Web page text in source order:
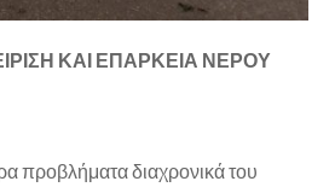
ΚΑΙ ΕΠΑΡΚΕΙΑ ΝΕΡΟΥ
προβλήματα διαχρονικά του